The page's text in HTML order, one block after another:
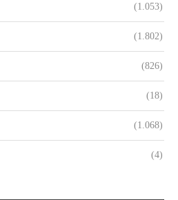
(1.053)
(1.802)
(826)
(18)
(1.068)
(4)